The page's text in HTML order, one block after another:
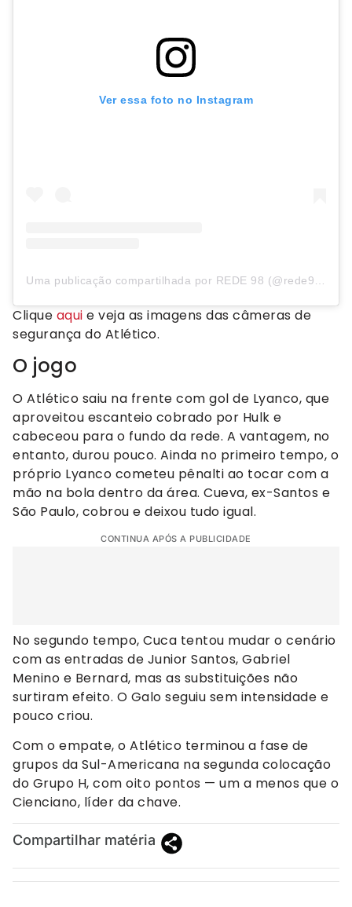
Ver essa foto no Instagram
Clique aqui e veja as imagens das câmeras de
segurança do Atlético.
O jogo
O Atlético saiu na frente com gol de Lyanco, que
aproveitou escanteio cobrado por Hulk e
cabeceou para o fundo da rede. A vantagem, no
entanto, durou pouco. Ainda no primeiro tempo, o
próprio Lyanco cometeu pênalti ao tocar com a
mão na bola dentro da área. Cueva, ex-Santos e
São Paulo, cobrou e deixou tudo igual.
CONTINUA APÓS A PUBLICIDADE
No segundo tempo, Cuca tentou mudar o cenário
com as entradas de Junior Santos, Gabriel
Menino e Bernard, mas as substituições não
surtiram efeito. O Galo seguiu sem intensidade e
pouco criou.
Com o empate, o Atlético terminou a fase de
grupos da Sul-Americana na segunda colocação
do Grupo H, com oito pontos — um a menos que o
Cienciano, líder da chave.
Compartilhar matéria